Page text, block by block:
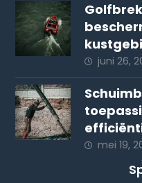
juni 26,
mei 19,